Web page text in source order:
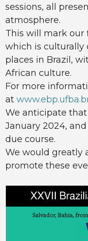
sessions, all
atmosphere.
This will mark our
which is culturally
places in Brazil,
African culture.
For more
at
We anticipate
January 2024,
due course.
We would greatly
promote these